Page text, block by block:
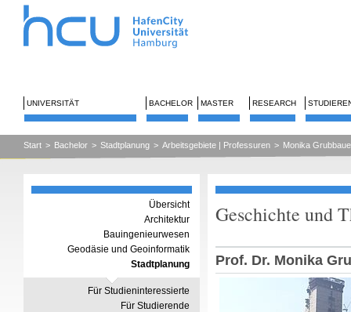
UNIVERSITÄT BACHELOR MASTER RESEARCH
Start > Bachelor > Stadtplanung > Arbeitsgebiete | Professuren > Monika
Übersicht
Architektur
Bauingenieurwesen
Geodäsie und Geoinformatik
Stadtplanung
Für Studieninteressierte
Für Studierende
Geschichte und
Prof. Dr. Monika